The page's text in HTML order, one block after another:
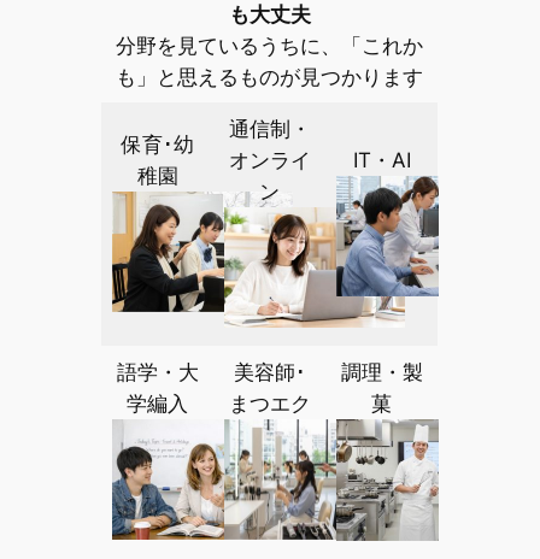
も大丈夫
分野を見ているうちに、「これか
も」と思えるものが見つかります
保育･幼
稚園
通信制・
オンライ
ン
IT・AI
語学・大
学編入
美容師･
まつエク
調理・製
菓